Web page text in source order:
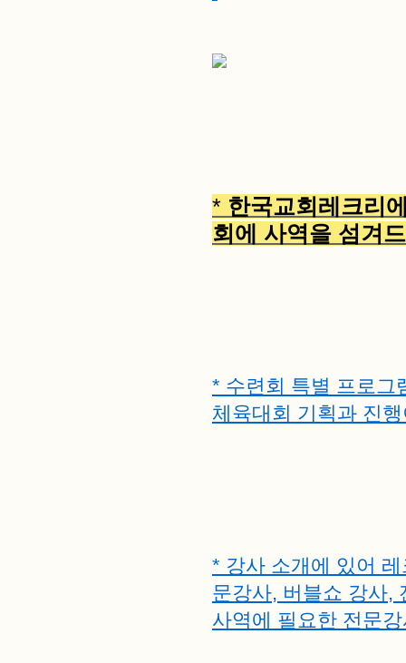
* 한국교회레크리
회에 사역을 섬겨
* 수련회 특별 프로그
체육대회 기획과 진
* 강사 소개에 있어
문강사, 버블쇼 강사,
사역에 필요한 전문